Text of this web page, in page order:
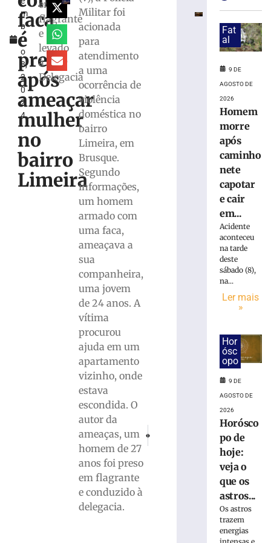
m
b
r
o
8,
2
0
2
4
faca
é
preso
após
ameaçar
mulher
no
bairro
Limeira
em
flagrante
e
levado
à
Delegacia
Militar foi
acionada
para
atendimento
a uma
ocorrência de
violência
doméstica no
bairro
Limeira, em
Brusque.
Segundo
informações,
um homem
armado com
uma faca,
ameaçava a
sua
companheira,
uma jovem
de 24 anos. A
vítima
procurou
ajuda em um
apartamento
vizinho, onde
estava
escondida. O
autor da
ameaças, um
homem de 27
anos foi preso
em flagrante
e conduzido à
delegacia.
Jovem morre após carro
PRÓXIMO
Incêndio em Florianópolis: Idosa morre
caminhonete
capotar
curso
d’água
Joaquim
Vazamento
creche
mobiliza
adultos
sintomas
Araquari
Fat
al
9 DE
AGOSTO DE
2026
Homem
morre
após
caminho
nete
capotar
e cair
em...
Acidente
aconteceu
na tarde
deste
sábado (8),
na...
Ler mais
»
Hor
ósc
opo
9 DE
AGOSTO DE
2026
Horósco
po de
hoje:
veja o
que os
astros...
Os astros
trazem
energias